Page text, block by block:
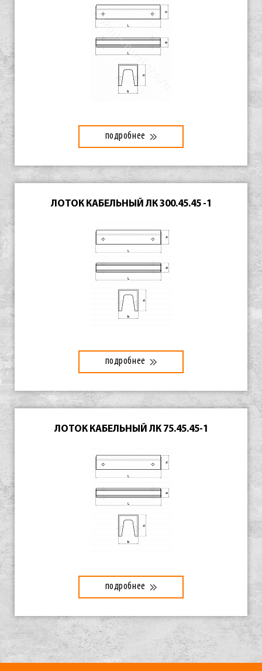
подробнее
ЛОТОК КАБЕЛЬНЫЙ ЛК 300.45.45 -1
подробнее
ЛОТОК КАБЕЛЬНЫЙ ЛК 75.45.45-1
подробнее